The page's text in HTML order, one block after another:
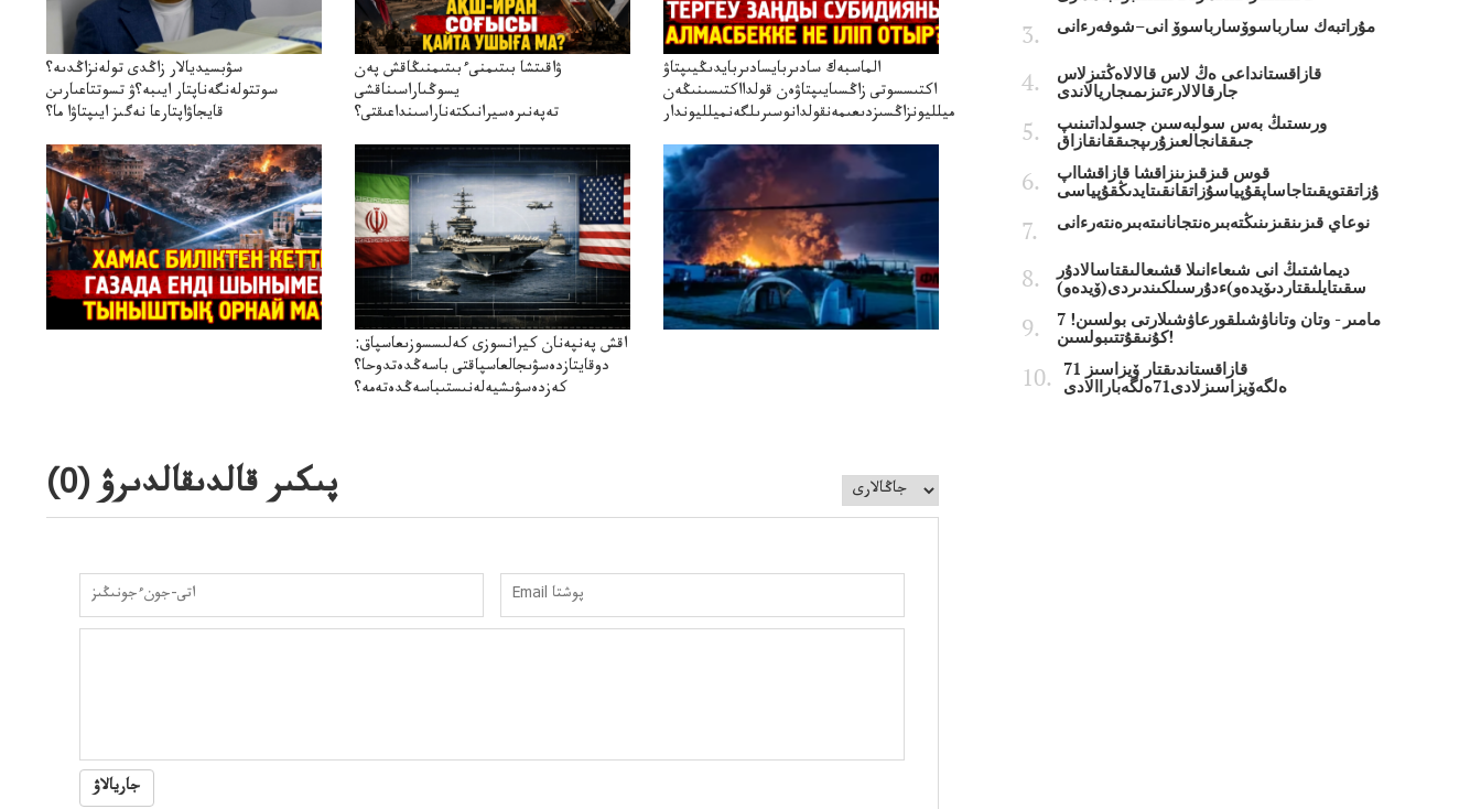
سۋبسيديالار زاڭدى تولەنزاڭدىە؟
سوتتولەنگەناپتار ايىبە؟ۋ تسوتتاعىارىن
قايجاۋاپتارعا نەگىز ايىپتاۋا ما؟
ۋاقىتشا بىتىمنىءبىتىمنىڭاقش پەن
يسوڭىاراسىناقشى
تەپەنىرەسيرانىكتەناراسىنداعىقتى؟
الماسبەك سادىربايسادىربايدىڭيىپتاۋ
اكتىسسوتى زاڭسىايىپتاۋەن قولدااكتىسىنىڭەن
ميلليونزاڭسىزدىعىمەنقولدانوسىرىلگەنميلليوندار
اقش پەنپەنان كيرانسوزى كەلىسسوزىعاسپاق:
دوقايتازدەسۋىجالعاسپاقتى باسەڭدەتدوحا؟
كەزدەسۋىشيەلەنىستىباسەڭدەتەمە؟
پىكىر قالدىقالدىرۋ (0
)
جاريالاۋ
مۇراتبەك سارباسوۆسارباسوۆ انى–شوفەرءانى
قازاقستانداعى ەڭ لاس قالالاەڭتىزلاس
جارقالالارءتىزىمىجاريالاندى
ورىستىڭ بەس سولبەسىن جسولداتىنىپ
جىققانجالعىزۇرىپجىققانقازاق
قوس قىزقىزىنزاقشا قازاقشااپ
ۇزاتقتويقىتاجاساپقۇپياسۇزاتقانقىتايدىڭقۇپياسى
نوعاي قىزىنقىزىنىڭتەبىرەنتجانانىتەبىرەنتەرءانى
ديماشتىڭ انى شىعاءانىلا قشىعالىقتاسالادۇر
سقىتايلىقتاردىۆيدەو)ءدۇرسىلكىندىردى(ۆيدەو)
7 مامىر - وتان وتاناۋشىلقورعاۋشىلارتى بولسىن!
كۇنىقۇتتىبولسىن!
قازاقستاندىقتار ۆيزاسىز 71
ەلگەۆيزاسىزلادى71ەلگەباراالادى